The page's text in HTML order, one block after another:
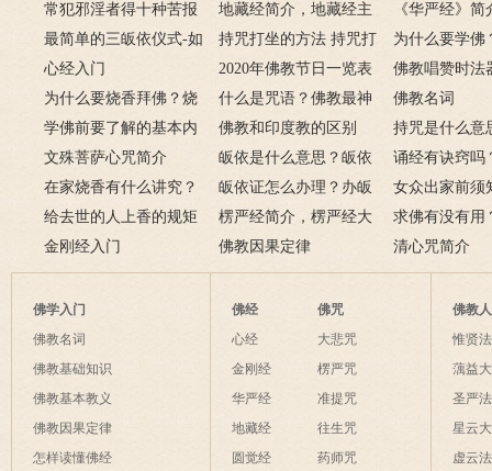
有何含义与讲究？
吗 皈依佛门后的注意事
项
么？
常犯邪淫者得十种苦报
从婚后出轨事件看出的因
果报应
地藏经简介，地藏经主
要讲什么？
《华严经》简
广佛华严经讲
最简单的三皈依仪式-如
何授三皈五戒居士仪轨
持咒打坐的方法 持咒打
坐的姿势图
为什么要学佛
用呢？
心经入门 2020年佛教节日一览表
佛教唱赞时法
为什么要烧香拜佛？烧
香的含义是什么？
什么是咒语？佛教最神
奇的九个咒语
佛教名词
学佛前要了解的基本内
容
佛教和印度教的区别
持咒是什么意
持咒？
文殊菩萨心咒简介
皈依是什么意思？皈依
三宝又是什么意思？
诵经有诀窍吗
十二条诀窍
在家烧香有什么讲究？
一些禁忌千万不要触
碰！
皈依证怎么办理？办皈
依证后的忌讳是什么？
女众出家前须
只有一次出家
给去世的人上香的规矩
楞严经简介，楞严经大
致在讲什么？
求佛有没有用
说佛菩萨可以
金刚经入门 佛教因果定律 清心咒简介
佛学入门
佛教名词
佛教基础知识
佛教基本教义
佛教因果定律
怎样读懂佛经
佛经
心经
金刚经
华严经
地藏经
圆觉经
佛咒
大悲咒
楞严咒
准提咒
往生咒
药师咒
佛教
惟贤
蕅益
圣严
星云
虚云